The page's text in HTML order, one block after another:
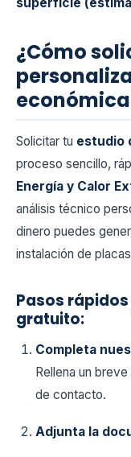
¿Cómo
Solicitar tu estudio
proceso sencillo,
Energía y Calor
análisis técnico
dinero puedes
instalación de
Pasos
gratuito:
Completa
Rellena un
de contacto.
Adjunta la